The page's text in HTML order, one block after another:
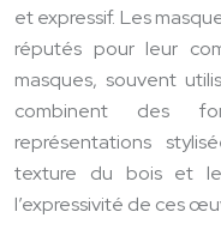
et expressif. Les
réputés pour leur
masques, souvent
combinent des
représentations
texture du bois et
l’expressivité de ces